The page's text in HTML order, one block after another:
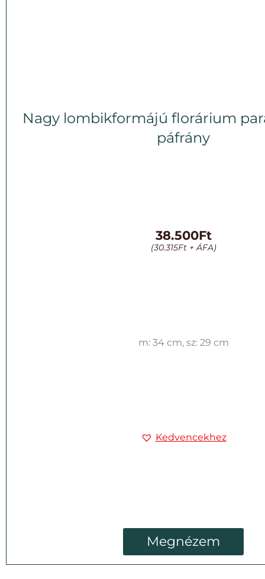
Nagy lombikformájú florárium
páfrány
38.500Ft
(30.315Ft+ ÁFA)
m: 34 cm, sz: 29 cm
Kedvencekhez
Megnézem